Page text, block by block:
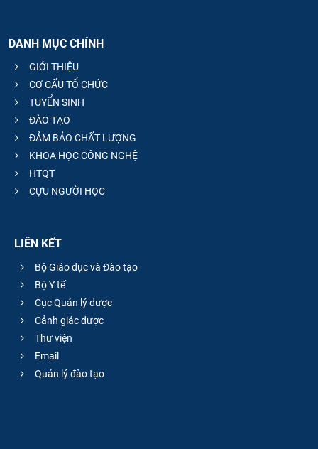
DANH MỤC CHÍNH
GIỚI THIỆU
CƠ CẤU TỔ CHỨC
TUYỂN SINH
ĐÀO TẠO
ĐẢM BẢO CHẤT LƯỢNG
KHOA HỌC CÔNG NGHỆ
HTQT
CỰU NGƯỜI HỌC
LIÊN KẾT
Bộ Giáo dục và Đào tạo
Bộ Y tế
Cục Quản lý dược
Cảnh giác dược
Thư viện
Email
Quản lý đào tạo